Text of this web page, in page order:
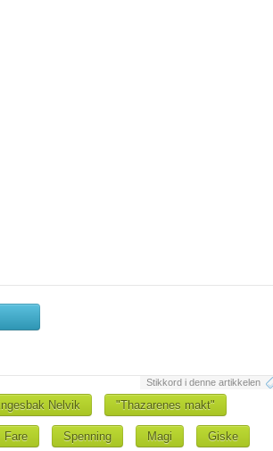
Stikkord i denne artikkelen
Nelvik "Thazarenes makt"
Fare Spenning Magi Giske